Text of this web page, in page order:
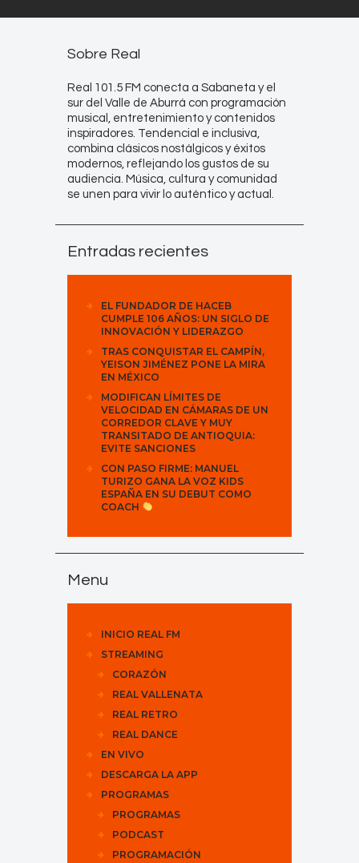
Sobre Real
Real 101.5 FM conecta a Sabaneta y el
sur del Valle de Aburrá con programación
musical, entretenimiento y contenidos
inspiradores. Tendencial e inclusiva,
combina clásicos nostálgicos y éxitos
modernos, reflejando los gustos de su
audiencia. Música, cultura y comunidad
se unen para vivir lo auténtico y actual.
Entradas recientes
EL FUNDADOR DE HACEB
CUMPLE 106 AÑOS: UN SIGLO DE
INNOVACIÓN Y LIDERAZGO
TRAS CONQUISTAR EL CAMPÍN,
YEISON JIMÉNEZ PONE LA MIRA
EN MÉXICO
MODIFICAN LÍMITES DE
VELOCIDAD EN CÁMARAS DE UN
CORREDOR CLAVE Y MUY
TRANSITADO DE ANTIOQUIA:
EVITE SANCIONES
CON PASO FIRME: MANUEL
TURIZO GANA LA VOZ KIDS
ESPAÑA EN SU DEBUT COMO
COACH
Menu
INICIO REAL FM
STREAMING
CORAZÓN
REAL VALLENATA
REAL RETRO
REAL DANCE
EN VIVO
DESCARGA LA APP
PROGRAMAS
PROGRAMAS
PODCAST
PROGRAMACIÓN